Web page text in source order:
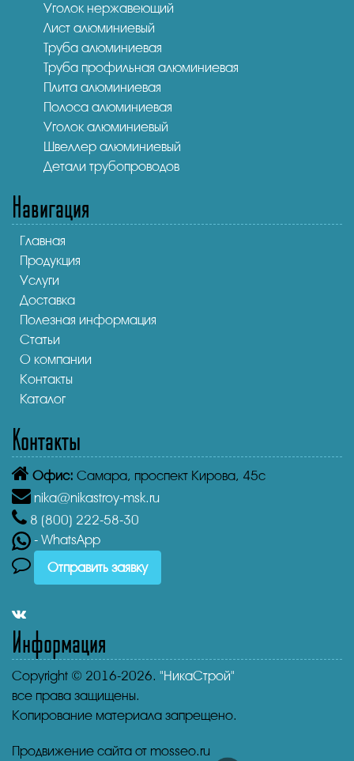
Уголок нержавеющий
Лист алюминиевый
Труба алюминиевая
Труба профильная алюминиевая
Плита алюминиевая
Полоса алюминиевая
Уголок алюминиевый
Швеллер алюминиевый
Детали трубопроводов
Навигация
Главная
Продукция
Услуги
Доставка
Полезная информация
Статьи
О компании
Контакты
Каталог
Контакты
Офис: Самара, проспект Кирова, 45с
nika@nikastroy-msk.ru
8 (800) 222-58-30
- WhatsApp
Отправить заявку
Информация
Copyright © 2016-2026. "НикаСтрой"
все права защищены.
Копирование материала запрещено.
Продвижение сайта от mosseo.ru